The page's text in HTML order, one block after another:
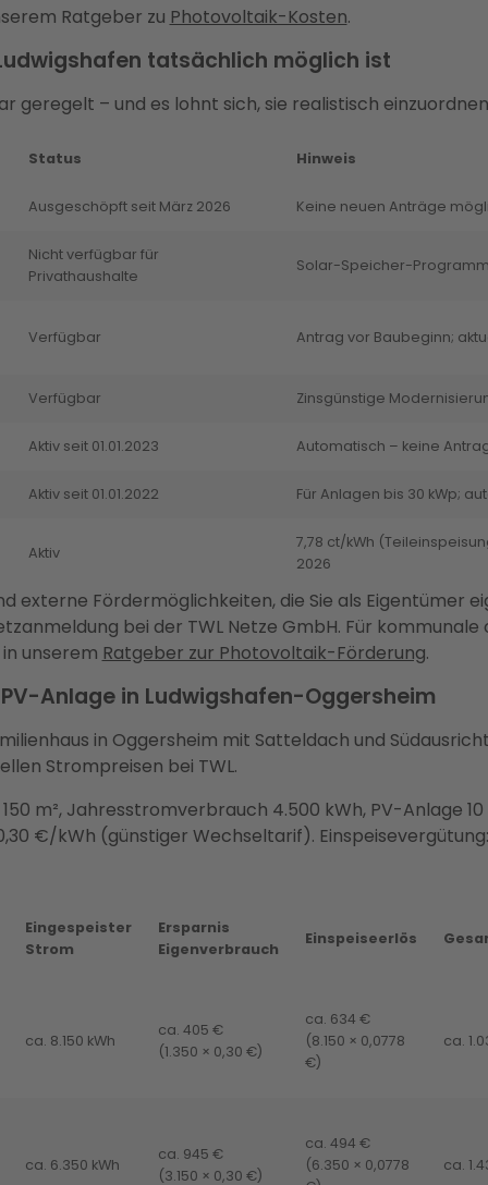
Ratgeber zu Photovoltaik-Kosten.
tatsächlich möglich ist
geregelt – und es lohnt sich, sie realistisch
Status Hinweis
Ausgeschöpft seit März 2026 Keine neuen Anträge
Nicht verfügbar für
Privathaushalte
Solar-Speicher-
Verfügbar Antrag vor Baubeginn;
Verfügbar Zinsgünstige
Aktiv seit 01.01.2023 Automatisch – keine
Aktiv seit 01.01.2022 Für Anlagen bis 30 kWp;
Aktiv
7,78 ct/kWh
2026
externe Fördermöglichkeiten, die Sie als Eigentümer
bei der TWL Netze GmbH. Für
unserem Ratgeber zur Photovoltaik-Förderung.
Anlage in Ludwigshafen-Oggersheim
in Oggersheim mit Satteldach und
Strompreisen bei TWL.
m², Jahresstromverbrauch 4.500 kWh, PV-Anlage
€/kWh (günstiger Wechseltarif).
Eingespeister
Strom
Ersparnis
Eigenverbrauch
Einspeiseerlös
ca. 8.150 kWh
ca. 405 €
(1.350 × 0,30 €)
ca. 634 €
(8.150 × 0,0778
€)
ca.
ca. 6.350 kWh
ca. 945 €
(3.150 × 0,30 €)
ca. 494 €
(6.350 × 0,0778
ca.